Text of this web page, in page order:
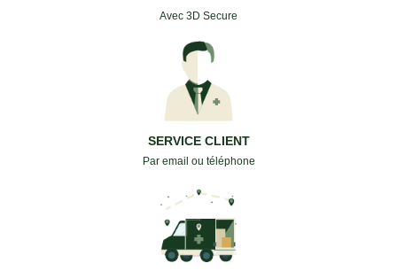
Avec 3D Secure
SERVICE CLIENT
Par email ou téléphone